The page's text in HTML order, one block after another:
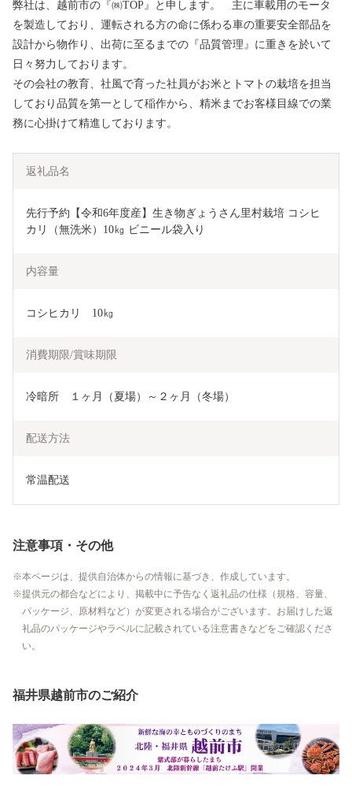
弊社は、越前市の『㈱TOP』と申します。 主に車載用のモータ
を製造しており、運転される方の命に係わる車の重要安全部品を
設計から物作り、出荷に至るまでの『品質管理』に重きを於いて
日々努力しております。
その会社の教育、社風で育った社員がお米とトマトの栽培を担当
しており品質を第一として稲作から、精米までお客様目線での業
務に心掛けて精進しております。
返礼品名
先行予約【令和6年度産】生き物ぎょうさん里村栽培 コシヒ
カリ（無洗米）10㎏ ビニール袋入り
内容量
コシヒカリ　10㎏
消費期限/賞味期限
冷暗所　１ヶ月（夏場）～２ヶ月（冬場）
配送方法
常温配送
注意事項・その他
本ページは、提供自治体からの情報に基づき、作成しています。
提供元の都合などにより、掲載中に予告なく返礼品の仕様（規格、容量、
パッケージ、原材料など）が変更される場合がございます。お届けした返
礼品のパッケージやラベルに記載されている注意書きなどをご確認くださ
い。
福井県越前市のご紹介